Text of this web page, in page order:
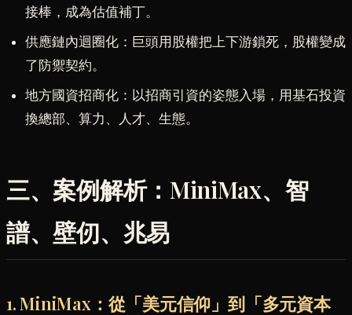
接棒，成為估值補丁。
供應鏈內迴圈化：巨頭用股權把上下游鎖死，股權變成
了防禦契約。
地方國資招商化：以招商引資的姿態入場，用基石投資
換總部、算力、人才、生態。
三、案例解析：MiniMax、智
譜、壁仞、兆易
1. MiniMax：從「美元信仰」到「多元資本